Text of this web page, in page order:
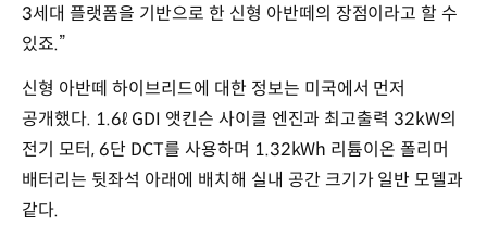
3세대 플랫폼을 기반으로 한 신형 아반떼의 장점이라고 할 수
있죠.”
신형 아반떼 하이브리드에 대한 정보는 미국에서 먼저
공개했다. 1.6ℓ GDI 앳킨슨 사이클 엔진과 최고출력 32kW의
전기 모터, 6단 DCT를 사용하며 1.32kWh 리튬이온 폴리머
배터리는 뒷좌석 아래에 배치해 실내 공간 크기가 일반 모델과
같다.